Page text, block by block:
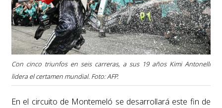
Con cinco triunfos en seis carreras, a sus 19 años Kimi Antonelli
lidera el certamen mundial. Foto: AFP.
En el circuito de Montemeló se desarrollará este fin de